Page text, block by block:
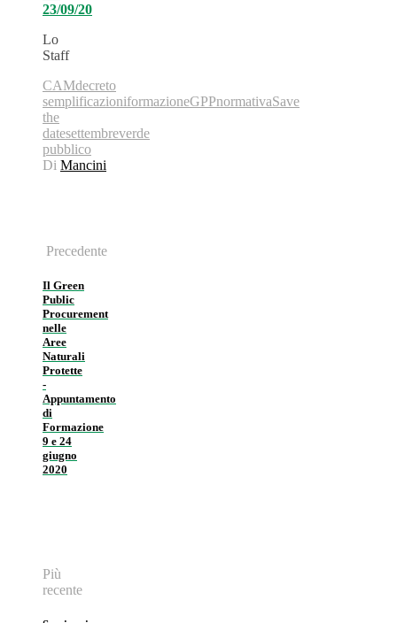
23/09/20
Lo
Staff
CAMdecreto
semplificazioniformazioneGPPnormativaSave
the
datesettembreverde
pubblico
Di Mancini
Precedente
Il Green
Public
Procurement
nelle
Aree
Naturali
Protette
-
Appuntamento
di
Formazione
9 e 24
giugno
2020
Più
recente